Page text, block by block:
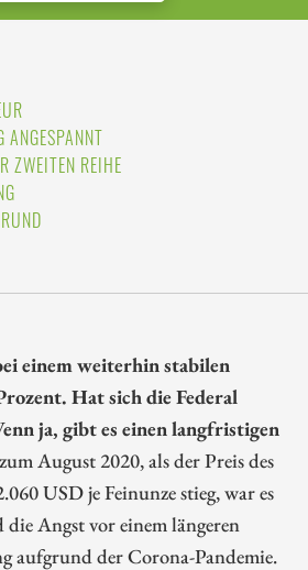
ANGESPANNT
ZWEITEN REIHE
einem weiterhin stabilen
Hat sich die Federal
ja, gibt es einen langfristigen
August 2020, als der Preis des
USD je Feinunze stieg, war es
Angst vor einem längeren
aufgrund der Corona-Pandemie.